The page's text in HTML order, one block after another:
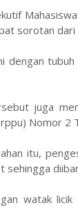
sorotan dari
dengan
juga
Nomor 2
itu,
sehingga
watak